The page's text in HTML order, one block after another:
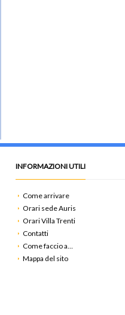
INFORMAZIONI UTILI
Come arrivare
Orari sede Auris
Orari Villa Trenti
Contatti
Come faccio a…
Mappa del sito